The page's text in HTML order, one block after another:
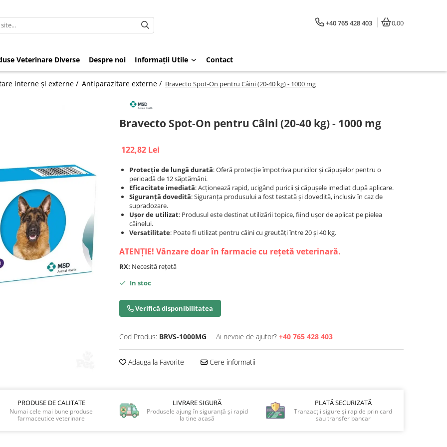
+40 765 428 403 0,00
Veterinare Diverse Despre noi Informații Utile Contact
interne și externe / Antiparazitare externe / Bravecto Spot-On pentru Câini (20-40 kg) - 1000 mg
Bravecto Spot-On pentru Câini (20-40 kg) - 1000 mg
122,82 Lei
Protecție de lungă durată: Oferă protecție împotriva puricilor și căpușelor pentru o
perioadă de 12 săptămâni.
Eficacitate imediată: Acționează rapid, ucigând puricii și căpușele imediat după aplicare.
Siguranță dovedită: Siguranța produsului a fost testată și dovedită, inclusiv în caz de
supradozare.
Ușor de utilizat: Produsul este destinat utilizării topice, fiind ușor de aplicat pe pielea
câinelui.
Versatilitate: Poate fi utilizat pentru câini cu greutăți între 20 și 40 kg.
ATENȚIE! Vânzare doar în farmacie cu rețetă veterinară.
RX: Necesită rețetă
In stoc
Verifică disponibilitatea
Cod Produs: BRVS-1000MG Ai nevoie de ajutor? +40 765 428 403
Adauga la Favorite Cere informatii
PRODUSE DE CALITATE
Numai cele mai bune produse
farmaceutice veterinare
LIVRARE SIGURĂ
Produsele ajung în siguranță și rapid
la tine acasă
PLATĂ SECURIZATĂ
Tranzacții sigure și rapide prin card
sau transfer bancar